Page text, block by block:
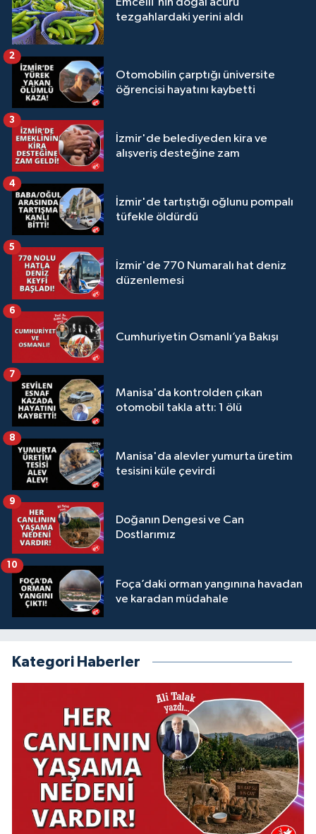
Emcelli'nin doğal acuru
tezgahlardaki yerini aldı
Otomobilin çarptığı üniversite
öğrencisi hayatını kaybetti
2
İzmir'de belediyeden kira ve
alışveriş desteğine zam
3
İzmir'de tartıştığı oğlunu pompalı
tüfekle öldürdü
4
İzmir'de 770 Numaralı hat deniz
düzenlemesi
5
Cumhuriyetin Osmanlı’ya Bakışı
6
Manisa'da kontrolden çıkan
otomobil takla attı: 1 ölü
7
Manisa'da alevler yumurta üretim
tesisini küle çevirdi
8
Doğanın Dengesi ve Can
Dostlarımız
9
Foça’daki orman yangınına havadan
ve karadan müdahale
10
Kategori Haberler